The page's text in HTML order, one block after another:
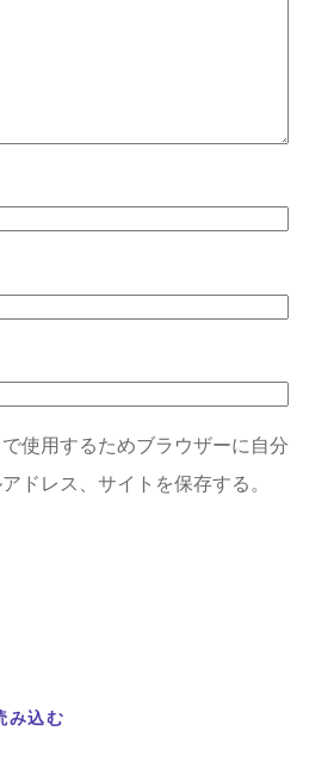
使用するためブラウザーに自分
ドレス、サイトを保存する。
み込む